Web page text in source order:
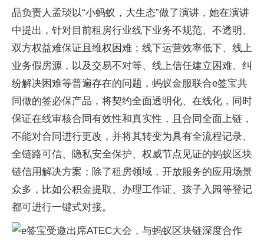
品负责人孟琰以“小蚂蚁，大生态”做了演讲，她在演讲
中提出，针对目前租房行业线下业务不规范、不透明、
双方权益难保证且维权困难；线下运营效率低下、线上
业务假房源，以及交易不对等、线上信任建立困难、纠
纷解决困难等普遍存在的问题，蚂蚁金服联合e签宝共
同做的签必保产品，将契约全面透明化、在线化，同时
保证在线审核合同有效性和真实性，且合同全面上链，
不能对合同进行更改，并将其转变为具有全流程记录、
全链路可信、隐私安全保护、权威节点见证的蚂蚁区块
链信用解决方案；除了租房领域，开放服务的应用场景
众多，比如公积金提取、办理工作证、孩子入园等登记
都可进行一键式对接。